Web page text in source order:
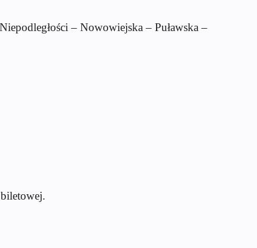
– Nowowiejska – Puławska –